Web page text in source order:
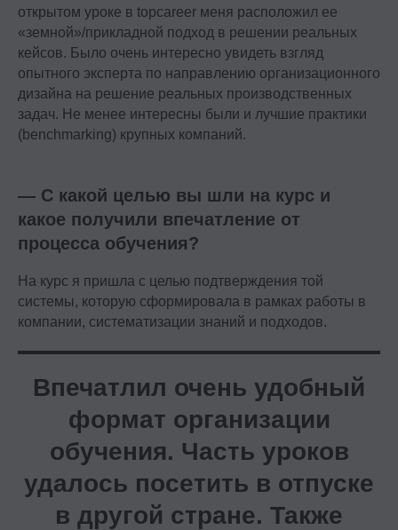
открытом уроке в topcareer меня расположил ее
«земной»/прикладной подход в решении реальных
кейсов. Было очень интересно увидеть взгляд
опытного эксперта по направлению организационного
дизайна на решение реальных производственных
задач. Не менее интересны были и лучшие практики
(benchmarking) крупных компаний.
— С какой целью вы шли на курс и
какое получили впечатление от
процесса обучения?
На курс я пришла с целью подтверждения той
системы, которую сформировала в рамках работы в
компании, систематизации знаний и подходов.
Впечатлил очень удобный
формат организации
обучения. Часть уроков
удалось посетить в отпуске
в другой стране. Также